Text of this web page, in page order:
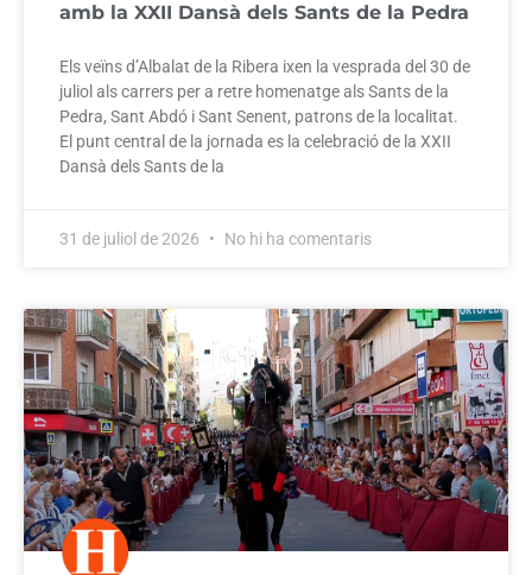
amb la XXII Dansà dels Sants de la Pedra
Els veïns d’Albalat de la Ribera ixen la vesprada del 30 de
juliol als carrers per a retre homenatge als Sants de la
Pedra, Sant Abdó i Sant Senent, patrons de la localitat.
El punt central de la jornada es la celebració de la XXII
Dansà dels Sants de la
31 de juliol de 2026 No hi ha comentaris